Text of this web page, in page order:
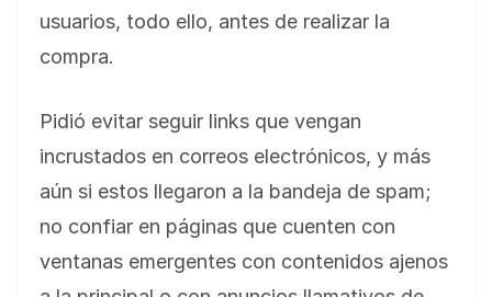
usuarios, todo ello, antes de realizar la
compra.
Pidió evitar seguir links que vengan
incrustados en correos electrónicos, y más
aún si estos llegaron a la bandeja de spam;
no confiar en páginas que cuenten con
ventanas emergentes con contenidos ajenos